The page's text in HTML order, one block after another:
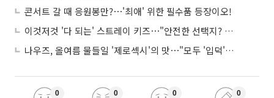
콘서트 갈 때 응원봉만?⋯'최애' 위한 필수품 등장이오!
이것저것 '다 되는' 스트레이 키즈⋯"안전한 선택지? 도전이 재밌죠"
나우즈, 올여름 물들일 '제로섹시'의 맛⋯"모두 '입덕'시킬 것"
0 0 0 0